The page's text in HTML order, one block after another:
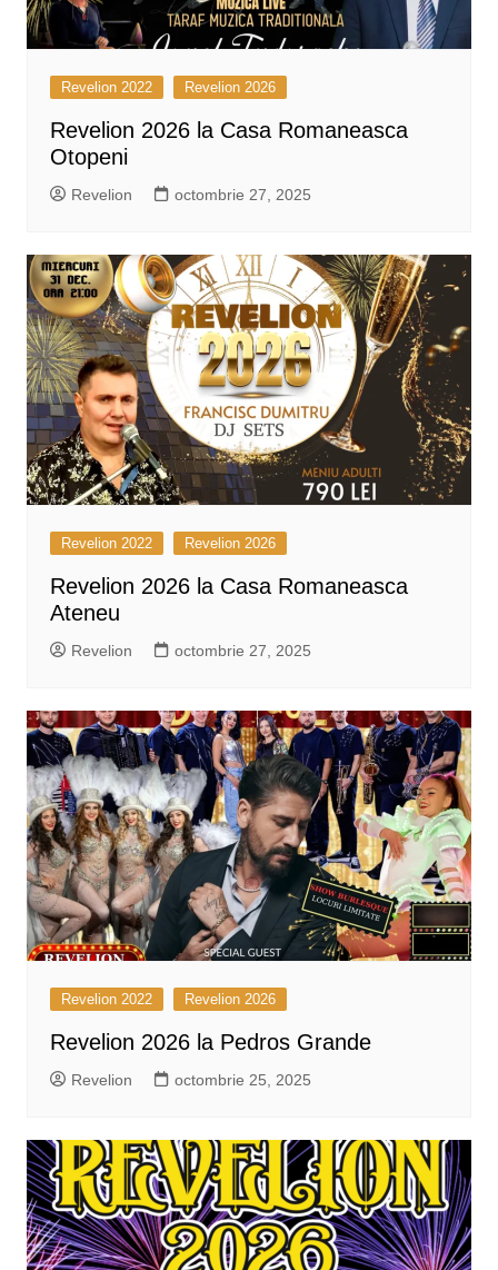
Revelion 2022 Revelion 2026
Revelion 2026 la Casa Romaneasca
Otopeni
Revelion octombrie 27, 2025
Revelion 2022 Revelion 2026
Revelion 2026 la Casa Romaneasca
Ateneu
Revelion octombrie 27, 2025
Revelion 2022 Revelion 2026
Revelion 2026 la Pedros Grande
Revelion octombrie 25, 2025